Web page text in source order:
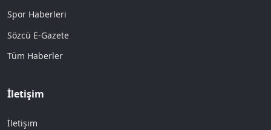
Spor Haberleri
Sözcü E-Gazete
Tüm Haberler
İletişim
İletişim